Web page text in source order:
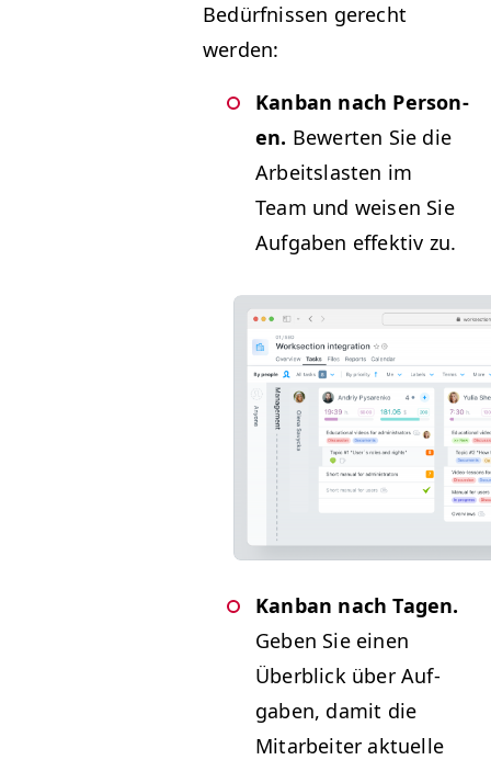
Bedürfnis­sen gerecht
werden:
Kan­ban nach Per­so­n­
en. Bew­erten Sie die
Arbeit­slas­ten im
Team und weisen Sie
Auf­gaben effek­tiv zu.
Kan­ban nach Tagen.
Geben Sie einen
Überblick über Auf­
gaben, damit die
Mitar­beit­er aktuelle